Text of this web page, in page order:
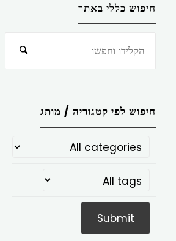
חיפוש כללי באתר
חיפוש
חיפוש לפי קטגוריה / מותג